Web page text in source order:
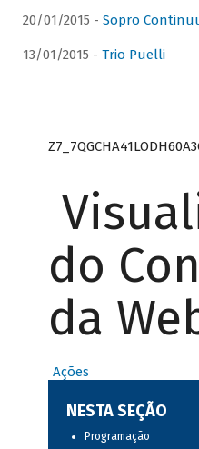
20/01/2015 - Sopro
13/01/2015 - Trio Puelli
do
da
Ações
NESTA SEÇÃO
Programação